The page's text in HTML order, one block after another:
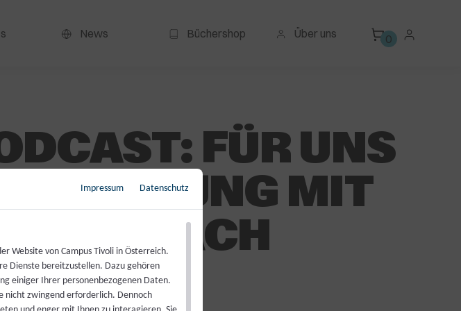
News Büchershop Über uns 0
FÜR UNS
MIT
GESPRÄCH
Impressum Datenschutz
Website von Campus Tivoli in Österreich.
Dienste bereitzustellen. Dazu gehören
einiger Ihrer personenbezogenen Daten.
nicht zwingend erforderlich. Dennoch
← Zurück zur Übersicht